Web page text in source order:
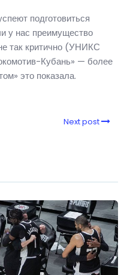
подготовиться
у нас преимущество
так критично (УНИКС
Кубань» — более
это показала.
Next post